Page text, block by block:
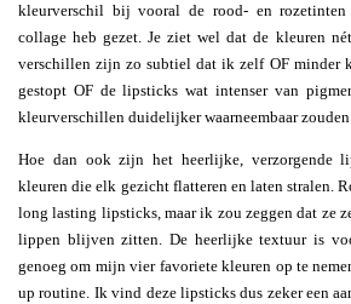
kleurverschil bij vooral de rood- en
collage heb gezet. Je ziet wel dat de kleuren
verschillen zijn zo subtiel dat ik zelf OF minder
gestopt OF de lipsticks wat intenser van
kleurverschillen duidelijker waarneembaar
Hoe dan ook zijn het heerlijke, verzorgende
kleuren die elk gezicht flatteren en laten stralen.
long lasting lipsticks, maar ik zou zeggen dat ze
lippen blijven zitten. De heerlijke textuur is
genoeg om mijn vier favoriete kleuren op te
up routine. Ik vind deze lipsticks dus zeker een